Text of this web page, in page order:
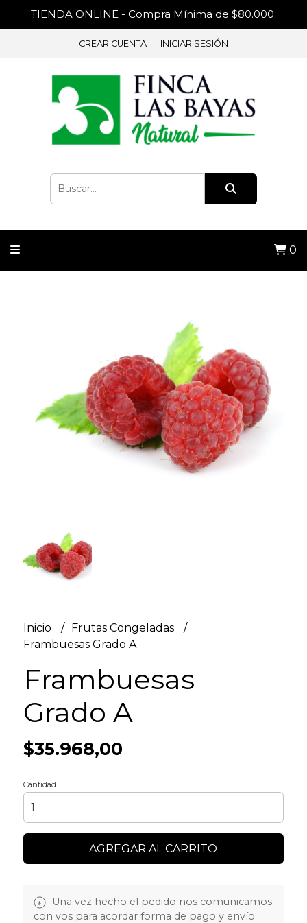
TIENDA ONLINE - Compra Mínima de $80.000.
CREAR CUENTA INICIAR SESIÓN
0
Inicio
Frutas Congeladas
Frambuesas Grado A
Frambuesas
Grado A
$35.968,00
Cantidad
AGREGAR AL CARRITO
Una vez hecho el pedido nos comunicamos
con vos para acordar forma de pago y envío